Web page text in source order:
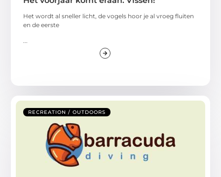
Het wordt al sneller licht, de vogels hoor je al vroeg fluiten
en de eerste
...
RECREATION / OUTDOORS